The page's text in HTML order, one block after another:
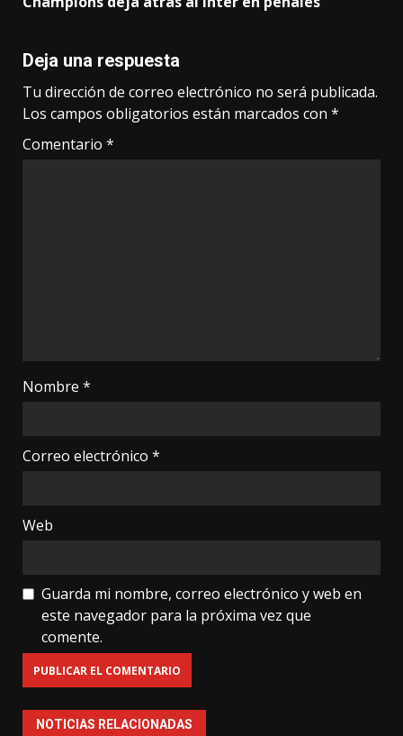
Deja una respuesta
Tu dirección de correo electrónico no será publicada.
Los campos obligatorios están marcados con *
Comentario *
Nombre *
Correo electrónico *
Web
Guarda mi nombre, correo electrónico y web en
este navegador para la próxima vez que
comente.
NOTICIAS RELACIONADAS